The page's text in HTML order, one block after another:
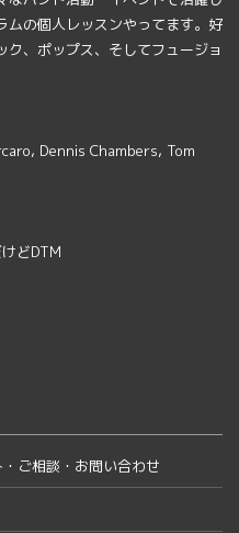
ムの個人レッスンやってます。好
ク、ポップス、そしてフュージョ
Dennis Chambers, Tom
どDTM
ご相談・お問い合わせ